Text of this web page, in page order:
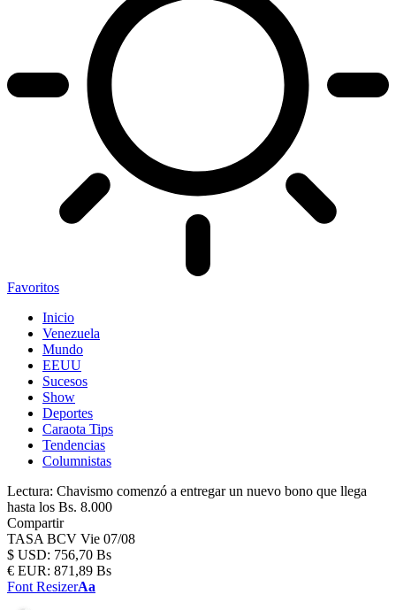
Favoritos
Inicio
Venezuela
Mundo
EEUU
Sucesos
Show
Deportes
Caraota Tips
Tendencias
Columnistas
Lectura: Chavismo comenzó a entregar un nuevo bono que llega
hasta los Bs. 8.000
Compartir
TASA BCV Vie 07/08
$ USD: 756,70 Bs
€ EUR: 871,89 Bs
Font ResizerAa